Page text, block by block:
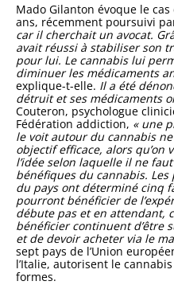
Mado Gilanton évoque le
ans, récemment poursuivi
car il cherchait un avocat.
avait réussi à stabiliser son
pour lui. Le cannabis lui
diminuer les médicaments
explique-t-elle. Il a été
détruit et ses médicaments
Couteron, psychologue
Fédération addiction, « une
le voit autour du cannabis
objectif efficace, alors qu’on
l’idée selon laquelle il ne
bénéfiques du cannabis.
du pays ont déterminé cinq
pourront bénéficier de
débute pas et en attendant,
bénéficier continuent d’être
et de devoir acheter via le
sept pays de l’Union
l’Italie, autorisent le
formes.